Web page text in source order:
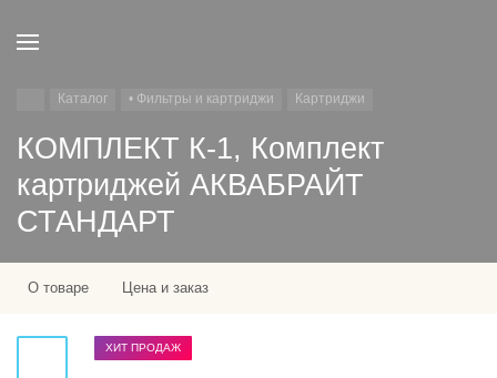
Каталог • Фильтры и картриджи Картриджи
КОМПЛЕКТ К-1, Комплект
картриджей АКВАБРАЙТ
СТАНДАРТ
О товаре Цена и заказ
ХИТ ПРОДАЖ